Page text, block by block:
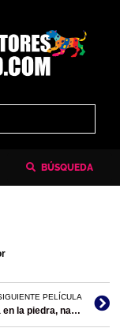
BÚSQUEDA
PELÍCULA
2005 La niña en la piedra, nadie te ve/codirección.